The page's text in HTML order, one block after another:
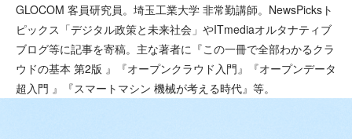
GLOCOM 客員研究員。埼玉工業大学 非常勤講師。NewsPicksト
ピックス「デジタル政策と未来社会」やITmediaオルタナティブ
ブログ等に記事を寄稿。主な著者に『この一冊で全部わかるクラ
ウドの基本 第2版 』『オープンクラウド入門』『オープンデータ
超入門 』『スマートマシン 機械が考える時代』等。